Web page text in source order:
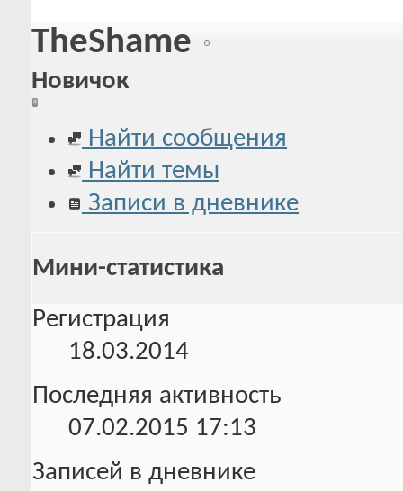
TheShame
Новичок
Найти сообщения
Найти темы
Записи в дневнике
Мини-статистика
Регистрация
18.03.2014
Последняя активность
07.02.2015 17:13
Записей в дневнике